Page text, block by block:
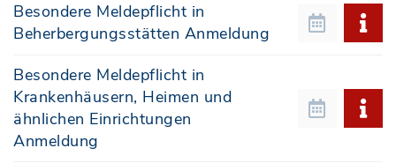
Besondere Meldepflicht in
Beherbergungsstätten Anmeldung
Besondere Meldepflicht in
Krankenhäusern, Heimen und
ähnlichen Einrichtungen
Anmeldung